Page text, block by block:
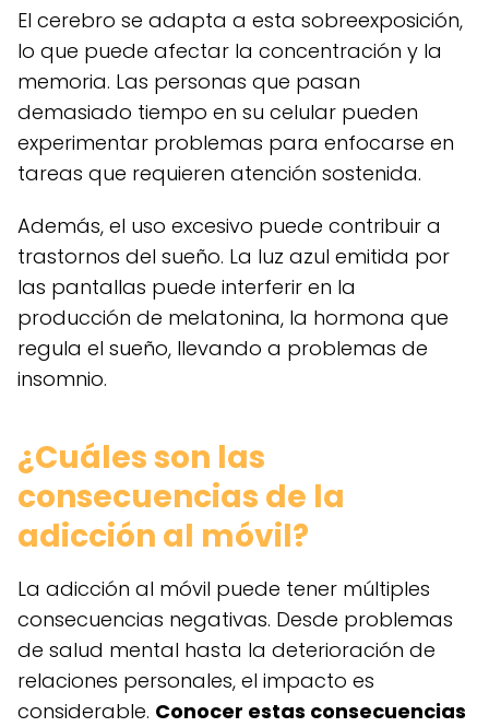
El cerebro se adapta a esta sobreexposición,
lo que puede afectar la concentración y la
memoria. Las personas que pasan
demasiado tiempo en su celular pueden
experimentar problemas para enfocarse en
tareas que requieren atención sostenida.
Además, el uso excesivo puede contribuir a
trastornos del sueño. La luz azul emitida por
las pantallas puede interferir en la
producción de melatonina, la hormona que
regula el sueño, llevando a problemas de
insomnio.
¿Cuáles son las
consecuencias de la
adicción al móvil?
La adicción al móvil puede tener múltiples
consecuencias negativas. Desde problemas
de salud mental hasta la deterioración de
relaciones personales, el impacto es
considerable. Conocer estas consecuencias